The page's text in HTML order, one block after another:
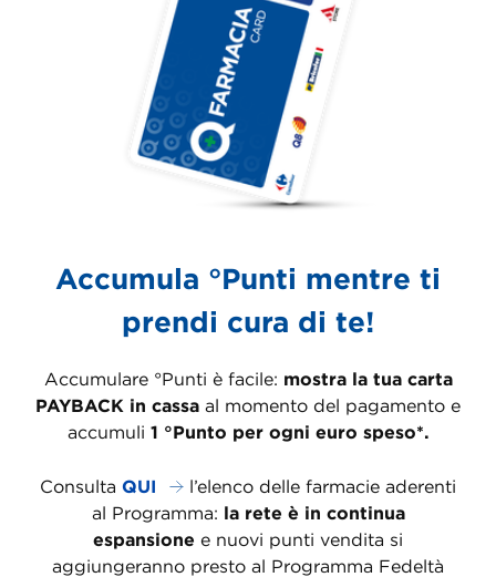
Accumula °Punti mentre ti
prendi cura di te!
Accumulare °Punti è facile: mostra la tua carta
PAYBACK in cassa al momento del pagamento e
accumuli 1 °Punto per ogni euro speso*.
Consulta QUI
l’elenco delle farmacie aderenti
al Programma: la rete è in continua
espansione e nuovi punti vendita si
aggiungeranno presto al Programma Fedeltà